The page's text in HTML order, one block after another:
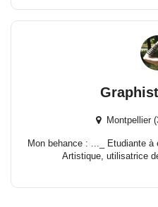
Montpellier
Mon behance : ..._ Etudiante
Artistique, utilisatrice